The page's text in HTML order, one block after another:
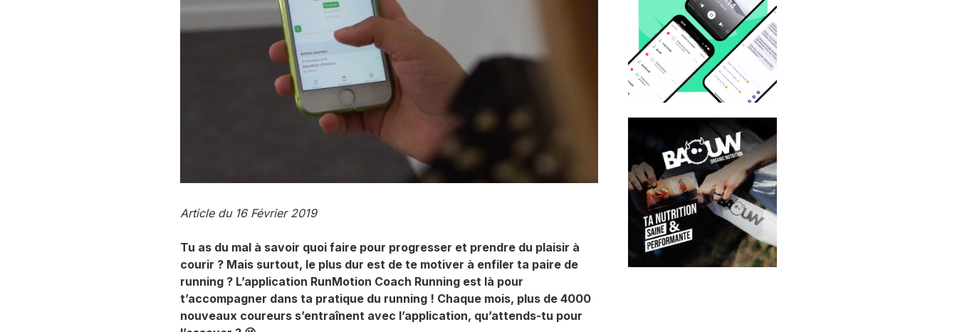
Article du 16 Février 2019
Tu as du mal à savoir quoi faire pour progresser et prendre du plaisir à
courir ? Mais surtout, le plus dur est de te motiver à enfiler ta paire de
running ? L’application RunMotion Coach Running est là pour
t’accompagner dans ta pratique du running ! Chaque mois, plus de 4000
nouveaux coureurs s’entraînent avec l’application, qu’attends-tu pour